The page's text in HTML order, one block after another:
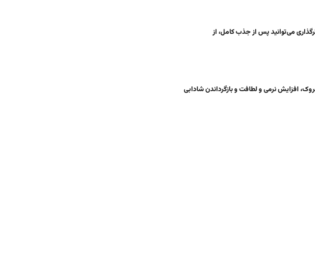
می‌توانید پس از جذب کامل، از
بهبود ساختار پوست، کاهش چین و چروک، افزایش نرمی و لطافت و بازگرداندن شادابی